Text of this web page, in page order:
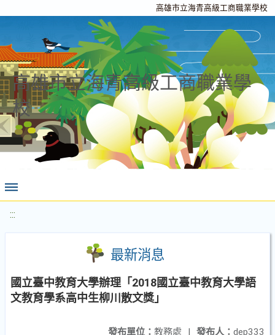
高雄市立海青高級工商職業學校
高雄市立海青高級工商職業學
校
:::
最新消息
國立臺中教育大學辦理「2018國立臺中教育大學語
文教育學系高中生柳川散文獎」
發布人： dep333
發布單位： 教務處 |